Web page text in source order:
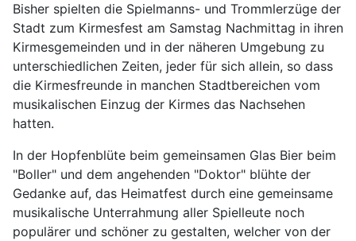
Bisher spielten die Spielmanns- und Trommlerzüge der
Stadt zum Kirmesfest am Samstag Nachmittag in ihren
Kirmesgemeinden und in der näheren Umgebung zu
unterschiedlichen Zeiten, jeder für sich allein, so dass
die Kirmesfreunde in manchen Stadtbereichen vom
musikalischen Einzug der Kirmes das Nachsehen
hatten.
In der Hopfenblüte beim gemeinsamen Glas Bier beim
"Boller" und dem angehenden "Doktor" blühte der
Gedanke auf, das Heimatfest durch eine gemeinsame
musikalische Unterrahmung aller Spielleute noch
populärer und schöner zu gestalten, welcher von der